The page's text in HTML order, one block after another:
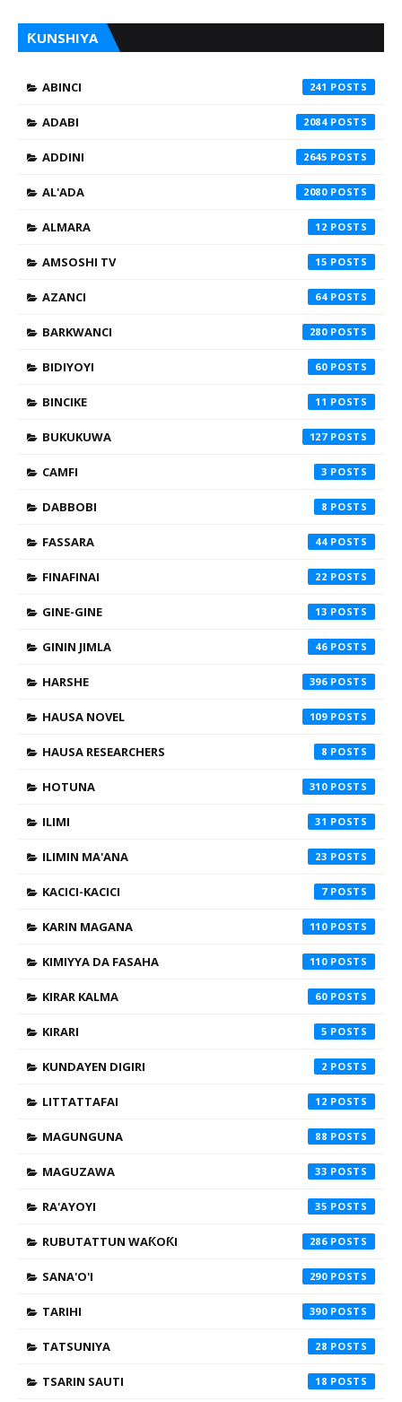
ƘUNSHIYA
ABINCI 241
ADABI 2084
ADDINI 2645
AL'ADA 2080
ALMARA 12
AMSOSHI TV 15
AZANCI 64
BARKWANCI 280
BIDIYOYI 60
BINCIKE 11
BUKUKUWA 127
CAMFI 3
DABBOBI 8
FASSARA 44
FINAFINAI 22
GINE-GINE 13
GININ JIMLA 46
HARSHE 396
HAUSA NOVEL 109
HAUSA RESEARCHERS 8
HOTUNA 310
ILIMI 31
ILIMIN MA'ANA 23
KACICI-KACICI 7
KARIN MAGANA 110
KIMIYYA DA FASAHA 110
KIRAR KALMA 60
KIRARI 5
KUNDAYEN DIGIRI 2
LITTATTAFAI 12
MAGUNGUNA 88
MAGUZAWA 33
RA'AYOYI 35
RUBUTATTUN WAƘOƘI 286
SANA'O'I 290
TARIHI 390
TATSUNIYA 28
TSARIN SAUTI 18